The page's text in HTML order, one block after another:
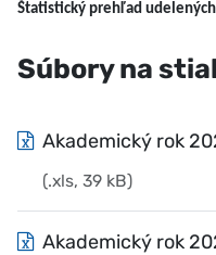
Štatistický prehľad
Súbory na
Akademický rok
(.xls, 39 kB)
Akademický rok